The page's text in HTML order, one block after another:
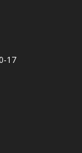
17